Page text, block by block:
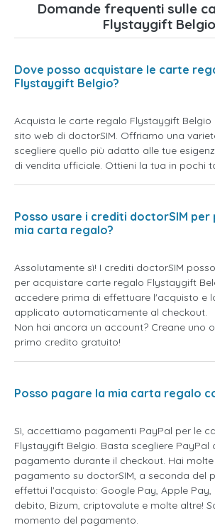
Domande frequenti sulle
Flystaygift Belgio
Dove posso acquistare le carte
Flystaygift Belgio?
Acquista le carte regalo Flystaygift
sito web di doctorSIM. Offriamo una
scegliere quello più adatto alle tue
di vendita ufficiale. Ottieni la tua in pochi
Posso usare i crediti doctorSIM per
mia carta regalo?
Assolutamente sì! I crediti doctorSIM
per acquistare carte regalo Flystaygift
accedere prima di effettuare l'acquisto e
applicato automaticamente al checkout.
Non hai ancora un account? Creane uno
primo credito gratuito!
Posso pagare la mia carta regalo
Sì, accettiamo pagamenti PayPal per le
Flystaygift Belgio. Basta scegliere PayPal
pagamento durante il checkout. Hai
pagamento su doctorSIM, a seconda del
effettui l'acquisto: Google Pay, Apple
debito, Bizum, criptovalute e molte altre!
momento del pagamento.